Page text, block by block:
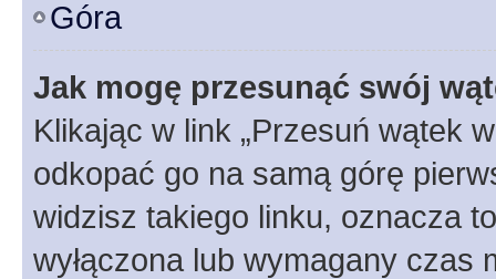
Góra
Jak mogę przesunąć swój
Klikając w link „Przesuń wątek
odkopać go na samą górę
widzisz takiego linku, oznacza
wyłączona lub wymagany czas